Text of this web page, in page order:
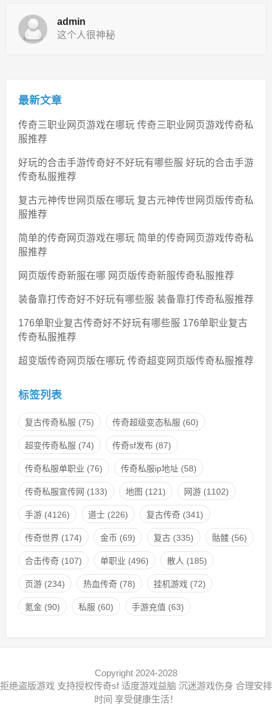
admin
这个人很神秘
最新文章
传奇三职业网页游戏在哪玩 传奇三职业网页游戏传奇私
服推荐
好玩的合击手游传奇好不好玩有哪些服 好玩的合击手游
传奇私服推荐
复古元神传世网页版在哪玩 复古元神传世网页版传奇私
服推荐
简单的传奇网页游戏在哪玩 简单的传奇网页游戏传奇私
服推荐
网页版传奇新服在哪 网页版传奇新服传奇私服推荐
装备靠打传奇好不好玩有哪些服 装备靠打传奇私服推荐
176单职业复古传奇好不好玩有哪些服 176单职业复古
传奇私服推荐
超变版传奇网页版在哪玩 传奇超变网页版传奇私服推荐
标签列表
复古传奇私服 (75) 传奇超级变态私服 (60)
超变传奇私服 (74) 传奇sf发布(87)
传奇私服单职业 (76) 传奇私服ip地址(58)
传奇私服宣传网 (133) 地图 (121) 网游(1102)
手游(4126) 道士(226) 复古传奇(341)
传奇世界(174) 金币 (69) 复古(335) 骷髅(56)
合击传奇(107) 单职业 (496) 散人 (185)
页游(234) 热血传奇(78) 挂机游戏 (72)
氪金(90) 私服 (60) 手游充值 (63)
Copyright 2024-2028
拒绝盗版游戏 支持授权传奇sf 适度游戏益脑 沉迷游戏伤身 合理安排
时间 享受健康生活！